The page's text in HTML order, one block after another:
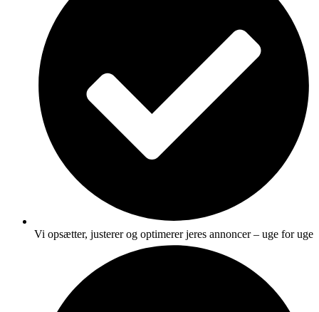
Vi opsætter, justerer og optimerer jeres annoncer – uge for uge